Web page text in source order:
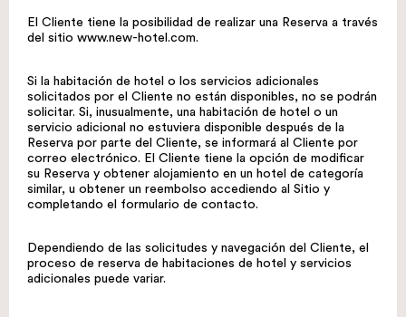
El Cliente tiene la posibilidad de realizar una Reserva a través
del sitio www.new-hotel.com.
Si la habitación de hotel o los servicios adicionales
solicitados por el Cliente no están disponibles, no se podrán
solicitar. Si, inusualmente, una habitación de hotel o un
servicio adicional no estuviera disponible después de la
Reserva por parte del Cliente, se informará al Cliente por
correo electrónico. El Cliente tiene la opción de modificar
su Reserva y obtener alojamiento en un hotel de categoría
similar, u obtener un reembolso accediendo al Sitio y
completando el formulario de contacto.
Dependiendo de las solicitudes y navegación del Cliente, el
proceso de reserva de habitaciones de hotel y servicios
adicionales puede variar.